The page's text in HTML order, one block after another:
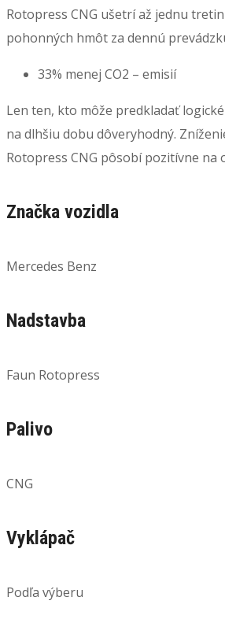
Rotopress CNG ušetrí až jednu
pohonných hmôt za dennú
33% menej CO2 – emisií
Len ten, kto môže predkladať
na dlhšiu dobu dôveryhodný.
Rotopress CNG pôsobí pozitívne na
Značka vozidla
Mercedes Benz
Nadstavba
Faun Rotopress
Palivo
CNG
Vyklápač
Podľa výberu